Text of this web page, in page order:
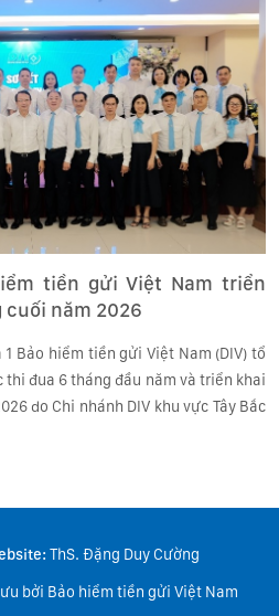
tiền gửi Việt Nam triển
năm 2026
Bảo hiểm tiền gửi Việt Nam (DIV) tổ
thi đua 6 tháng đầu năm và triển khai
do Chi nhánh DIV khu vực Tây Bắc
ThS. Đặng Duy Cường
bởi Bảo hiểm tiền gửi Việt Nam